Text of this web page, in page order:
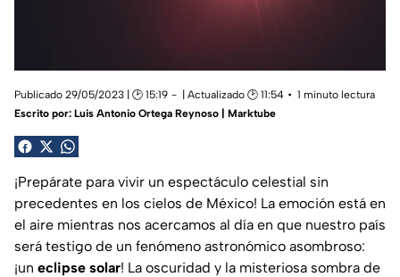
Publicado 29/05/2023 | 🕑 15:19 | Actualizado 🕑 11:54
1 minuto lectura
Escrito por: Luis Antonio Ortega Reynoso | Marktube
¡Prepárate para vivir un espectáculo celestial sin
precedentes en los cielos de México! La emoción está en
el aire mientras nos acercamos al día en que nuestro país
será testigo de un fenómeno astronómico asombroso:
¡un eclipse solar! La oscuridad y la misteriosa sombra de